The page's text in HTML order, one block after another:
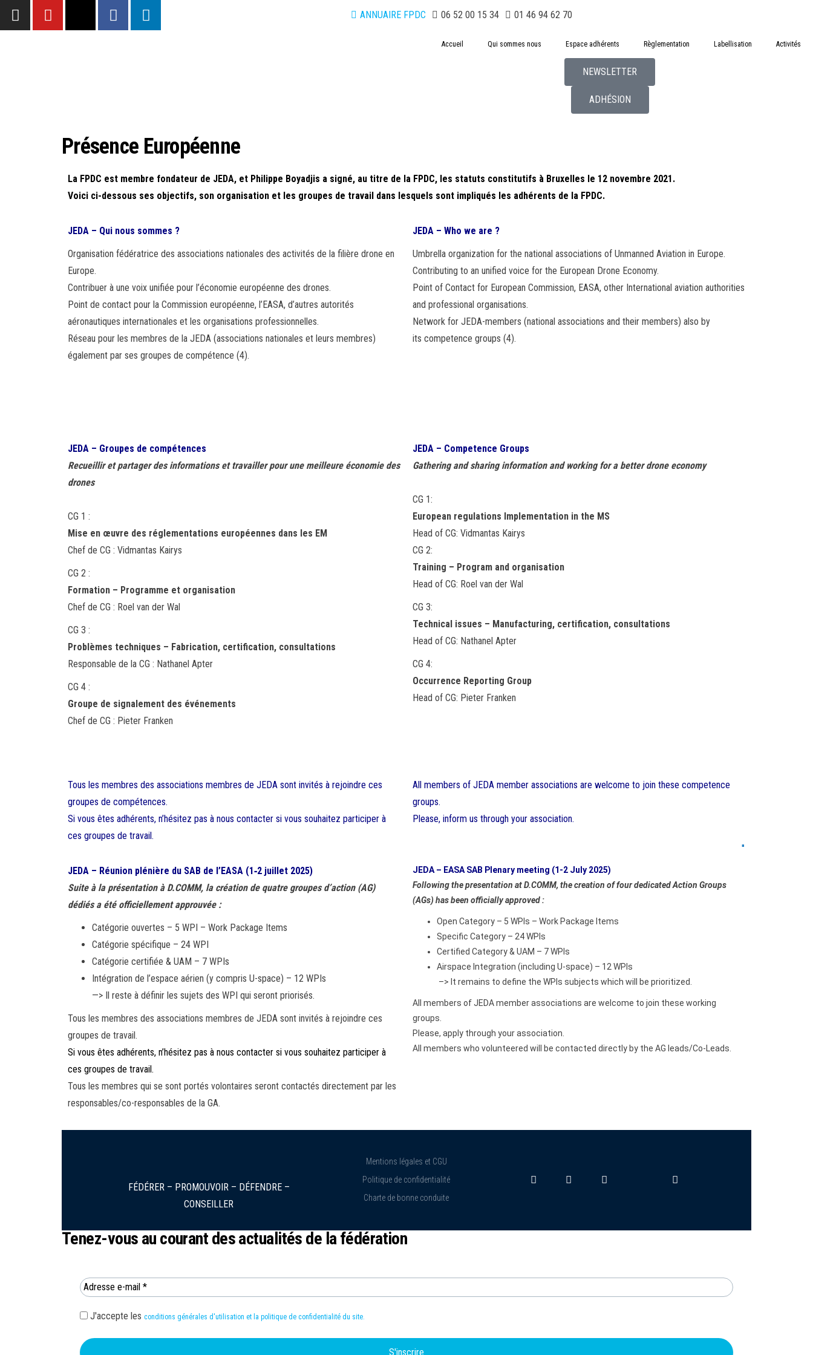
ANNUAIRE FPDC 06 52 00 15 34 01 46 94 62 70
Accueil Qui sommes nous Espace adhérents Règlementation Labellisation Activités
NEWSLETTER
ADHÉSION
Présence Européenne
La FPDC est membre fondateur de JEDA, et Philippe Boyadjis a signé, au titre de la FPDC, les statuts constitutifs à Bruxelles le 12 novembre 2021.
Voici ci-dessous ses objectifs, son organisation et les groupes de travail dans lesquels sont impliqués les adhérents de la FPDC.
JEDA – Qui nous sommes ?
Organisation fédératrice des associations nationales des activités de la filière drone en
Europe.
Contribuer à une voix unifiée pour l’économie européenne des drones.
Point de contact pour la Commission européenne, l’EASA, d’autres autorités
aéronautiques internationales et les organisations professionnelles.
Réseau pour les membres de la JEDA (associations nationales et leurs membres)
également par ses groupes de compétence (4).
JEDA – Who we are ?
Umbrella organization for the national associations of Unmanned Aviation in Europe.
Contributing to an unified voice for the European Drone Economy.
Point of Contact for European Commission, EASA, other International aviation authorities
and professional organisations.
Network for JEDA-members (national associations and their members) also by
its competence groups (4).
JEDA – Groupes de compétences
Recueillir et partager des informations et travailler pour une meilleure économie des
drones
CG 1 :
Mise en œuvre des réglementations européennes dans les EM
Chef de CG : Vidmantas Kairys
CG 2 :
Formation – Programme et organisation
Chef de CG : Roel van der Wal
CG 3 :
Problèmes techniques – Fabrication, certification, consultations
Responsable de la CG : Nathanel Apter
CG 4 :
Groupe de signalement des événements
Chef de CG : Pieter Franken
JEDA – Competence Groups
Gathering and sharing information and working for a better drone economy
CG 1:
European regulations Implementation in the MS
Head of CG: Vidmantas Kairys
CG 2:
Training – Program and organisation
Head of CG: Roel van der Wal
CG 3:
Technical issues – Manufacturing, certification, consultations
Head of CG: Nathanel Apter
CG 4:
Occurrence Reporting Group
Head of CG: Pieter Franken
Tous les membres des associations membres de JEDA sont invités à rejoindre ces
groupes de compétences.
Si vous êtes adhérents, n’hésitez pas à nous contacter si vous souhaitez participer à
ces groupes de travail.
All members of JEDA member associations are welcome to join these competence
groups.
Please, inform us through your association.
.
JEDA – Réunion plénière du SAB de l’EASA (1‑2 juillet 2025)
Suite à la présentation à D.COMM, la création de quatre groupes d’action (AG)
dédiés a été officiellement approuvée :
Catégorie ouvertes – 5 WPI – Work Package Items
Catégorie spécifique – 24 WPI
Catégorie certifiée & UAM – 7 WPIs
Intégration de l’espace aérien (y compris U-space) – 12 WPIs
—> Il reste à définir les sujets des WPI qui seront priorisés.
Tous les membres des associations membres de JEDA sont invités à rejoindre ces
groupes de travail.
Si vous êtes adhérents, n’hésitez pas à nous contacter si vous souhaitez participer à
ces groupes de travail.
Tous les membres qui se sont portés volontaires seront contactés directement par les
responsables/co-responsables de la GA.
JEDA – EASA SAB Plenary meeting (1-2 July 2025)
Following the presentation at D.COMM, the creation of four dedicated Action Groups
(AGs) has been officially approved :
Open Category – 5 WPIs – Work Package Items
Specific Category – 24 WPIs
Certified Category & UAM – 7 WPIs
Airspace Integration (including U-space) – 12 WPIs
–> It remains to define the WPIs subjects which will be prioritized.
All members of JEDA member associations are welcome to join these working
groups.
Please, apply through your association.
All members who volunteered will be contacted directly by the AG leads/Co-Leads.
FÉDÉRER – PROMOUVOIR – DÉFENDRE –
CONSEILLER
Mentions légales et CGU
Politique de confidentialité
Charte de bonne conduite
Tenez-vous au courant des actualités de la fédération
J'accepte les conditions générales d'utilisation et la politique de confidentialité du site.